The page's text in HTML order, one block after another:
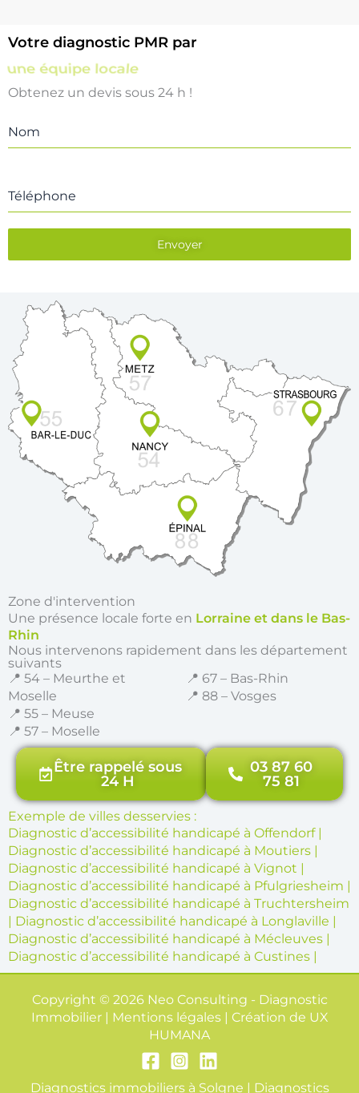
Votre diagnostic PMR par
une équipe locale
Obtenez un devis sous 24 h !
Nom
Téléphone
Envoyer
Zone d'intervention
Une présence locale forte en Lorraine et dans le Bas-
Rhin
Nous intervenons rapidement dans les département
suivants
📍 54 – Meurthe et
Moselle
📍 55 – Meuse
📍 57 – Moselle
📍 67 – Bas-Rhin
📍 88 – Vosges
Être rappelé sous
24 H
03 87 60
75 81
Exemple de villes desservies :
Diagnostic d’accessibilité handicapé à Offendorf|
Diagnostic d’accessibilité handicapé à Moutiers |
Diagnostic d’accessibilité handicapé à Vignot |
Diagnostic d’accessibilité handicapé à Pfulgriesheim |
Diagnostic d’accessibilité handicapé à Truchtersheim
| Diagnostic d’accessibilité handicapé à Longlaville |
Diagnostic d’accessibilité handicapé à Mécleuves |
Diagnostic d’accessibilité handicapé à Custines |
Copyright © 2026 Neo Consulting - Diagnostic
Immobilier | Mentions légales | Création de UX
HUMANA
Diagnostics immobiliers à Solgne | Diagnostics